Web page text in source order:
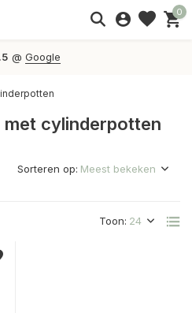
0
@Google
cylinderpotten
Toon:
Sorteren op: